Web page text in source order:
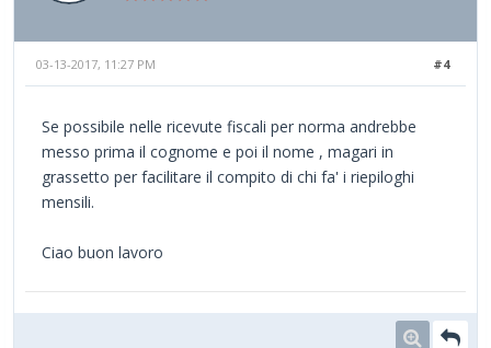
#4
03-13-2017, 11:27 PM
Se possibile nelle ricevute fiscali per norma andrebbe
messo prima il cognome e poi il nome , magari in
grassetto per facilitare il compito di chi fa' i riepiloghi
mensili.
Ciao buon lavoro